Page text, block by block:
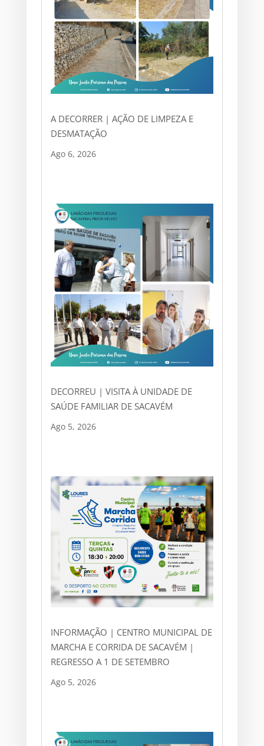
A DECORRER | AÇÃO DE LIMPEZA E
DESMATAÇÃO
Ago 6, 2026
DECORREU | VISITA À UNIDADE DE
SAÚDE FAMILIAR DE SACAVÉM
Ago 5, 2026
INFORMAÇÃO | CENTRO MUNICIPAL DE
MARCHA E CORRIDA DE SACAVÉM |
REGRESSO A 1 DE SETEMBRO
Ago 5, 2026